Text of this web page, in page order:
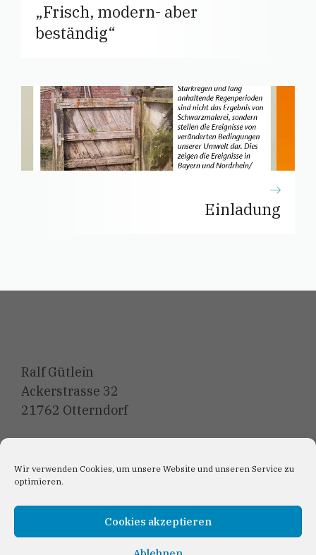
Wir verwenden Cookies, um unsere Website und unseren Service zu
optimieren.
Cookies akzeptieren
„Frisch, modern- aber
beständig“
Einladung
Ralf Gütlein
Ackerstrasse 32
21762 Otterndorf
Anmeldung Newsletter